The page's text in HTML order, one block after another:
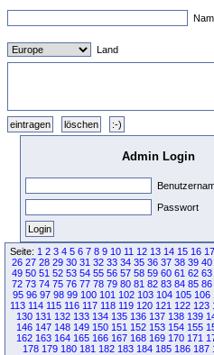
Land
Admin Login
Passwort
Seite: 1 2 3 4 5 6 7 8 9 10 11 12 13 14 15 16 17
26 27 28 29 30 31 32 33 34 35 36 37 38 39 40
49 50 51 52 53 54 55 56 57 58 59 60 61 62 63
72 73 74 75 76 77 78 79 80 81 82 83 84 85 86
95 96 97 98 99 100 101 102 103 104 105 106
113 114 115 116 117 118 119 120 121 122 123
130 131 132 133 134 135 136 137 138 139
146 147 148 149 150 151 152 153 154 155
162 163 164 165 166 167 168 169 170 171
178 179 180 181 182 183 184 185 186 187